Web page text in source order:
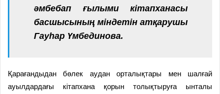
әмбебап ғылыми кітапханасы
басшысының міндетін атқарушы
Гауһар Үмбединова.
Қарағандыдан бөлек аудан орталықтары мен шалғай
ауылдардағы кітапхана қорын толықтыруға ынталы